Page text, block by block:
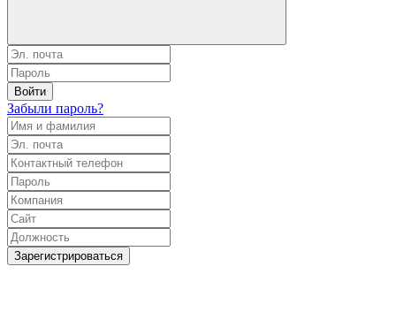
Войти
Забыли пароль?
Зарегистрироваться